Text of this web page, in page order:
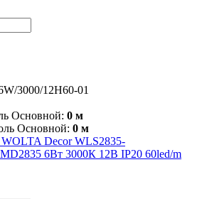
3000/12H60-01
Основной: 0 м
Основной: 0 м
WOLTA Decor WLS2835-
6Вт 3000К 12В IP20 60led/m